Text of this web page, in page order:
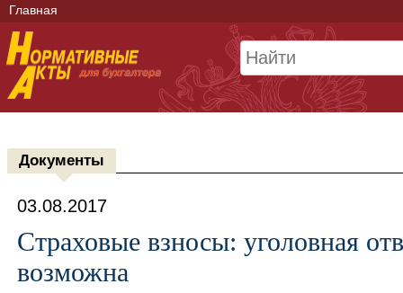
Главная
Документы
03.08.2017
Страховые взносы: уголовная
возможна